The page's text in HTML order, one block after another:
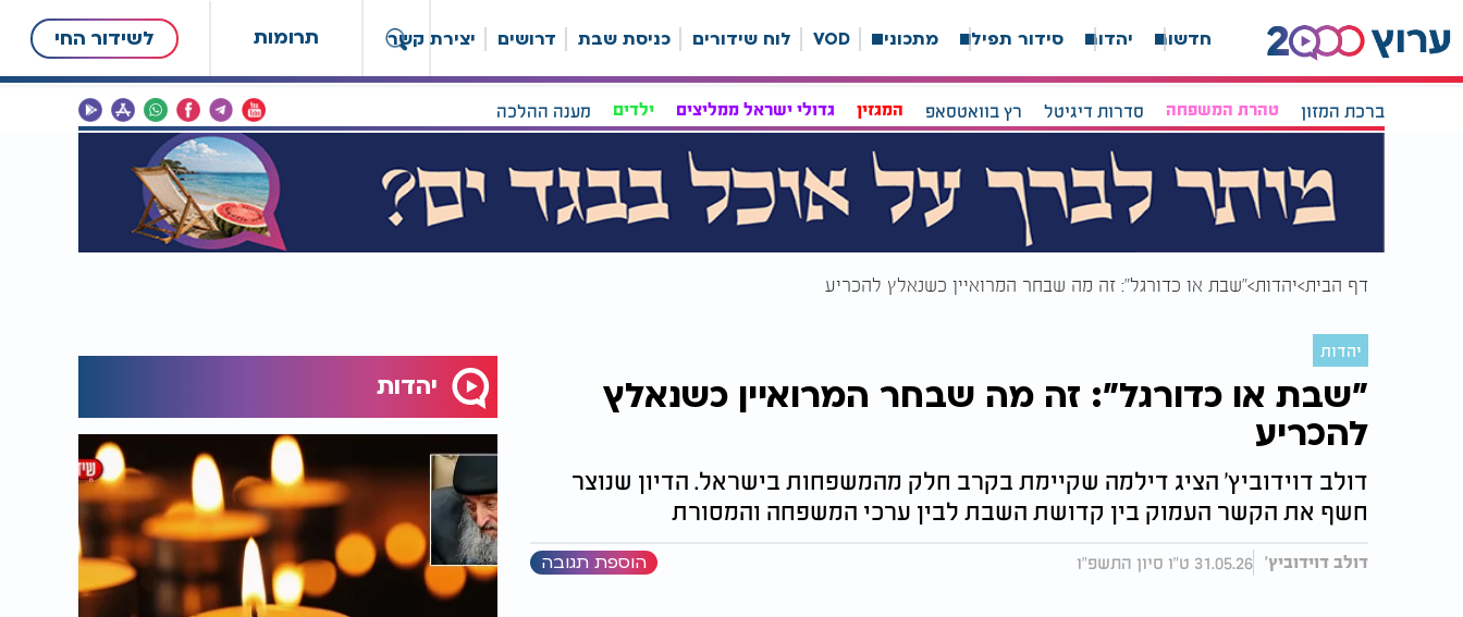
תרומות לשידור החי חדשות יהדות סידור תפילה מתכונים VOD לוח שידורים כניסת שבת דרושים יצירת קשר
ברכת המזון טהרת המשפחה סדרות דיגיטל רץ בוואטסאפ המגזין גדולי ישראל ממליצים ילדים מענה ההלכה
דף הבית יהדות "שבת או כדורגל": זה מה שבחר המרואיין כשנאלץ להכריע
יהדות
"שבת או כדורגל": זה מה שבחר המרואיין כשנאלץ
להכריע
דולב דוידוביץ' הציג דילמה שקיימת בקרב חלק מהמשפחות בישראל. הדיון שנוצר
חשף את הקשר העמוק בין קדושת השבת לבין ערכי המשפחה והמסורת
דולב דוידוביץ' 31.05.26 ט"ו סיון התשפ"ו הוספת תגובה
יהדות